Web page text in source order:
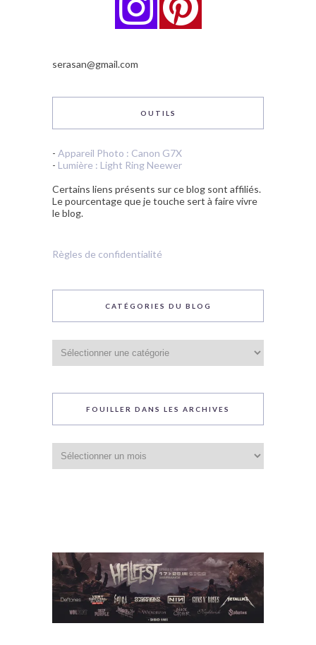
serasan@gmail.com
OUTILS
- Appareil Photo : Canon G7X
- Lumière : Light Ring Neewer
Certains liens présents sur ce blog sont affiliés.
Le pourcentage que je touche sert à faire vivre
le blog.
Règles de confidentialité
CATÉGORIES DU BLOG
du
blog
FOUILLER DANS LES ARCHIVES
dans
les